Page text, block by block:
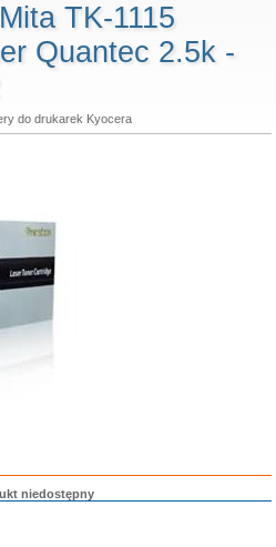
TK-1115
Quantec 2.5k -
do drukarek Kyocera
niedostępny